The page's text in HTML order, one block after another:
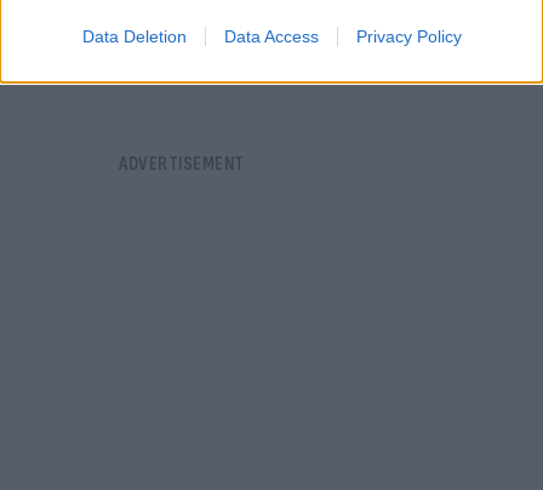
Data Deletion Data Access Privacy Policy